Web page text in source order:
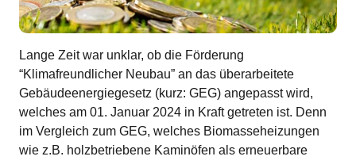
Lange Zeit war unklar, ob die Förderung
“Klimafreundlicher Neubau” an das überarbeitete
Gebäudeenergiegesetz (kurz: GEG) angepasst wird,
welches am 01. Januar 2024 in Kraft getreten ist. Denn
im Vergleich zum GEG, welches Biomasseheizungen
wie z.B. holzbetriebene Kaminöfen als erneuerbare